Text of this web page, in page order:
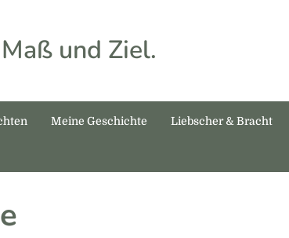
und Ziel.
Meine Geschichte Liebscher & Bracht